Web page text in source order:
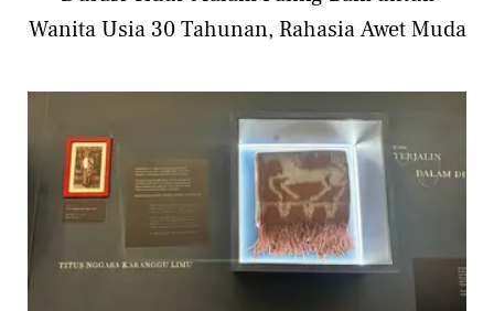
Wanita Usia 30 Tahunan, Rahasia Awet Muda